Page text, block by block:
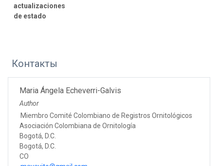
actualizaciones
de estado
Контакты
Maria Ángela Echeverri-Galvis
Author
Miembro Comité Colombiano de Registros Ornitológicos
Asociación Colombiana de Ornitología
Bogotá, D.C.
Bogotá, D.C.
CO